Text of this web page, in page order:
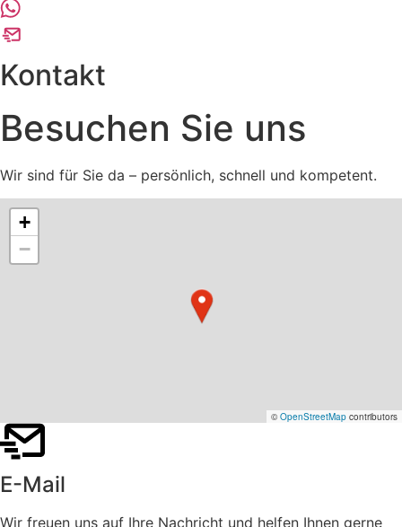
Kontakt
Besuchen Sie uns​
Wir sind für Sie da – persönlich, schnell und kompetent.
+
−
© OpenStreetMap contributors
E-Mail
Wir freuen uns auf Ihre Nachricht und helfen Ihnen gerne